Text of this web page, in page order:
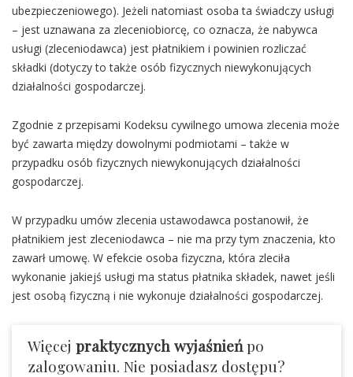
ubezpieczeniowego). Jeżeli natomiast osoba ta świadczy usługi
– jest uznawana za zleceniobiorcę, co oznacza, że nabywca
usługi (zleceniodawca) jest płatnikiem i powinien rozliczać
składki (dotyczy to także osób fizycznych niewykonujących
działalności gospodarczej.
Zgodnie z przepisami Kodeksu cywilnego umowa zlecenia może
być zawarta między dowolnymi podmiotami – także w
przypadku osób fizycznych niewykonujących działalności
gospodarczej.
W przypadku umów zlecenia ustawodawca postanowił, że
płatnikiem jest zleceniodawca – nie ma przy tym znaczenia, kto
zawarł umowę. W efekcie osoba fizyczna, która zleciła
wykonanie jakiejś usługi ma status płatnika składek, nawet jeśli
jest osobą fizyczną i nie wykonuje działalności gospodarczej.
Więcej praktycznych wyjaśnieńpo
zalogowaniu. Nie posiadasz dostępu?